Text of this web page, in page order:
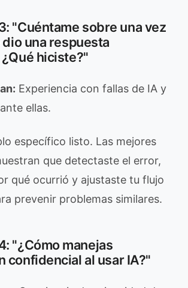
"Cuéntame sobre una vez
dio una respuesta
hiciste?"
Experiencia con fallas de IA y
ellas.
específico listo. Las mejores
que detectaste el error,
qué ocurrió y ajustaste tu flujo
prevenir problemas similares.
"¿Cómo manejas
confidencial al usar IA?"